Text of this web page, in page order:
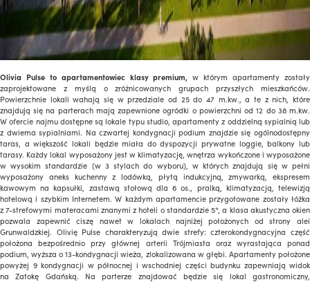
Olivia Pulse to apartamentowiec klasy premium, w którym apartamenty zostały
zaprojektowane z myślą o zróżnicowanych grupach przyszłych mieszkańców.
Powierzchnie lokali wahają się w przedziale od 25 do 47 m.kw., a te z nich, które
znajdują się na parterach mają zapewnione ogródki o powierzchni od 12 do 38 m.kw.
W ofercie najmu dostępne są lokale typu studio, apartamenty z oddzielną sypialnią lub
z dwiema sypialniami. Na czwartej kondygnacji podium znajdzie się ogólnodostępny
taras, a większość lokali będzie miała do dyspozycji prywatne loggie, balkony lub
tarasy. Każdy lokal wyposażony jest w klimatyzację, wnętrza wykończone i wyposażone
w wysokim standardzie (w 3 stylach do wyboru), w których znajdują się w pełni
wyposażony aneks kuchenny z lodówką, płytą indukcyjną, zmywarką, ekspresem
kawowym na kapsułki, zastawą stołową dla 6 os., pralką, klimatyzacją, telewizją
hotelową i szybkim Internetem. W każdym apartamencie przygotowane zostały łóżka
z 7-strefowymi materacami znanymi z hoteli o standardzie 5*, a klasa akustyczna okien
pozwala zapewnić ciszę nawet w lokalach najniżej położonych od strony alei
Grunwaldzkiej. Olivię Pulse charakteryzują dwie strefy: czterokondygnacyjna część
położona bezpośrednio przy głównej arterii Trójmiasta oraz wyrastająca ponad
podium, wyższa o 13-kondygnacji wieża, zlokalizowana w głębi. Apartamenty położone
powyżej 9 kondygnacji w północnej i wschodniej części budynku zapewniają widok
na Zatokę Gdańską. Na parterze znajdować będzie się lokal gastronomiczny,